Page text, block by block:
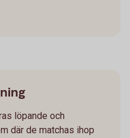
löpande och
där de matchas ihop